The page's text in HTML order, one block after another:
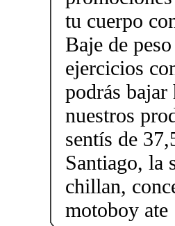
tu cuerpo
Baje de
ejercicios
podrás bajar
nuestros
sentís de
Santiago, la
chillan,
motoboy ate